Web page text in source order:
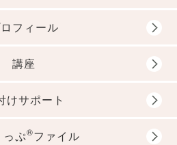
フィール
講座
けサポート
ぷ®ファイル